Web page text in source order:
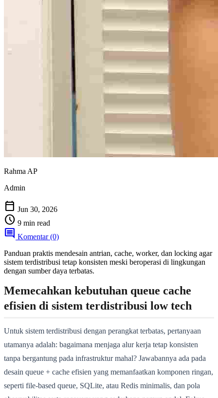
Rahma AP
Admin
calendar_today Jun 30, 2026
schedule 9 min read
comment Komentar (0)
Panduan praktis mendesain antrian, cache, worker, dan locking agar
sistem terdistribusi tetap konsisten meski beroperasi di lingkungan
dengan sumber daya terbatas.
Memecahkan kebutuhan queue cache
efisien di sistem terdistribusi low tech
Untuk sistem terdistribusi dengan perangkat terbatas, pertanyaan
utamanya adalah: bagaimana menjaga alur kerja tetap konsisten
tanpa bergantung pada infrastruktur mahal? Jawabannya ada pada
desain queue + cache efisien yang memanfaatkan komponen ringan,
seperti file-based queue, SQLite, atau Redis minimalis, dan pola